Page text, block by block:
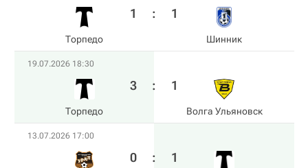
Торпедо
1 : 1
Шинник
19.07.2026 18:30
Торпедо
3 : 1
Волга Ульяновск
13.07.2026 17:00
0 : 1